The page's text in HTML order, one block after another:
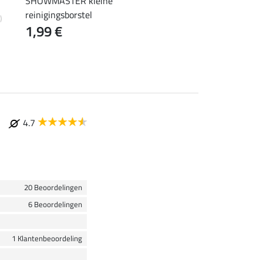
reinigingsborstel
1,99 €
4.7
20 Beoordelingen
6 Beoordelingen
1 Klantenbeoordeling